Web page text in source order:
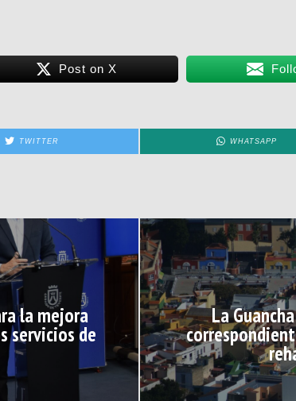
Post on X
TWITTER WHATSAPP
la mejora
servicios de
La